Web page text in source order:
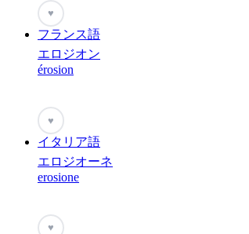
♥
フランス語
エロジオン
érosion
♥
イタリア語
エロジオーネ
erosione
♥